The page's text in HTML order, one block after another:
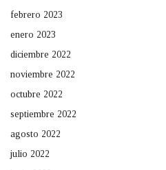
febrero 2023
enero 2023
diciembre 2022
noviembre 2022
octubre 2022
septiembre 2022
agosto 2022
julio 2022